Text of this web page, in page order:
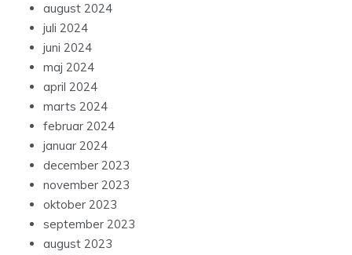
august 2024
juli 2024
juni 2024
maj 2024
april 2024
marts 2024
februar 2024
januar 2024
december 2023
november 2023
oktober 2023
september 2023
august 2023